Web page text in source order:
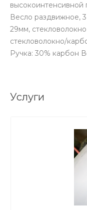
высокоинтенсивной
Весло раздвижное,
29мм,
стекловолокно/
Ручка: 30% карбон
Услуги